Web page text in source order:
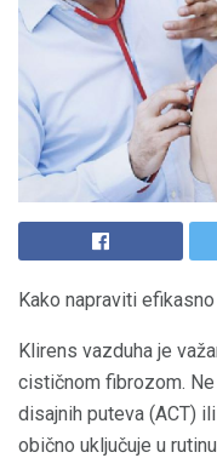
Kako napraviti
Klirens vazduha je
cističnom fibrozom.
disajnih puteva (ACT)
obično uključuje u